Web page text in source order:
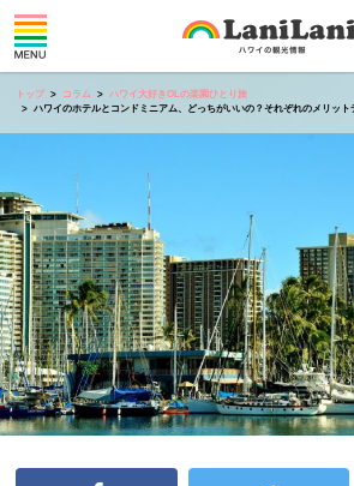
トップ コラム
ハワイ大好きOLの楽園ひとり旅
ハワイのホテルとコンドミニアム、どっちがいいの？それぞれのメリット